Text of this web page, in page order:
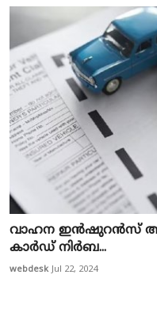
വാഹന ഇന്‍ഷുറന്‍സ്
കാര്‍ഡ് നിര്‍ബ...
webdesk Jul 22, 2024